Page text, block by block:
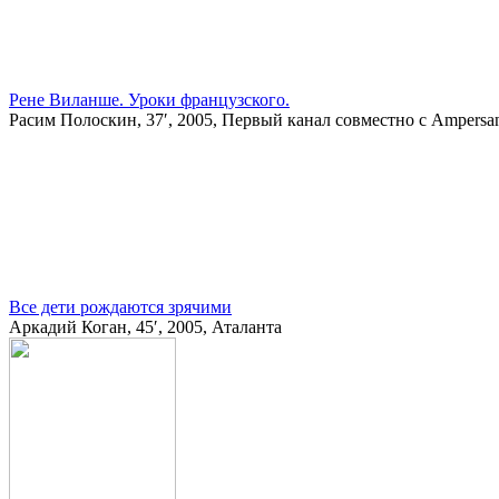
Рене Виланше. Уроки французского.
Расим Полоскин, 37′, 2005, Первый канал совместно с
Все дети рождаются зрячими
Аркадий Коган, 45′, 2005, Аталанта